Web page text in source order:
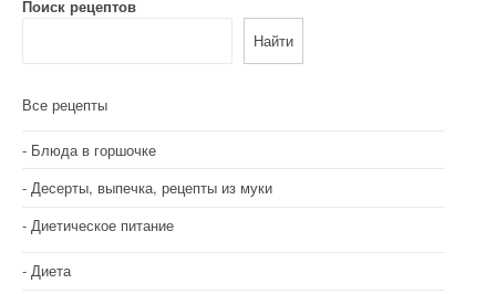
Поиск рецептов
Найти
Все рецепты
Блюда в горшочке
Десерты, выпечка, рецепты из муки
Диетическое питание
Диета